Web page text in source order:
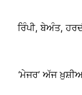
ਰਿੰਪੀ, ਬੇਅੰਤ,
‘ਮੇਜਰ’ ਅੱਜ